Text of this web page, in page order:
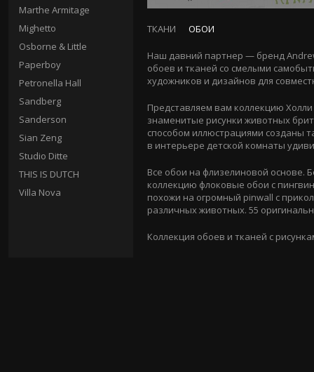
Marthe Armitage
Mighetto
Osborne & Little
Paperboy
Petronella Hall
Sandberg
Sanderson
Sian Zeng
Studio Ditte
THIS IS DUTCH
Villa Nova
ТКАНИ ОБОИ
Наш давний партнер — бренд
обоев и тканей со смелыми
художников и дизайнов для
Представляем вам коллекцию
знаменитые рисунки животных
способом иллюстрациями созданы
в интерьере детской комнаты
Все обои на флизелиновой основе.
коллекцию флоковые обои с
похожи на огромный pinwall c
различных животных. 55
Коллекция обоев и тканей c